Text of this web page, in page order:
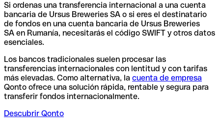
Si ordenas una transferencia internacional a una cuenta
bancaria de Ursus Breweries SA o si eres el destinatario
de fondos en una cuenta bancaria de Ursus Breweries
SA en Rumanía, necesitarás el código SWIFT y otros datos
esenciales.
Los bancos tradicionales suelen procesar las
transferencias internacionales con lentitud y con tarifas
más elevadas. Como alternativa, la cuenta de empresa
Qonto ofrece una solución rápida, rentable y segura para
transferir fondos internacionalmente.
Descubrir Qonto